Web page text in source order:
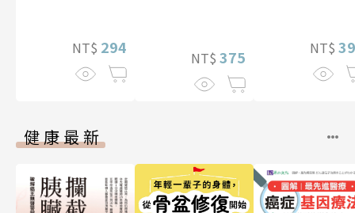
NT$ 294
NT$ 375 NT$
健康最新